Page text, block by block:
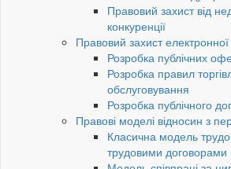
Правовий захист від
конкуренції
Правовий захист електронної
Розробка публічних
Розробка правил
обслуговування
Розробка публічного
Правові моделі відносин з
Класична модель
трудовими договорами